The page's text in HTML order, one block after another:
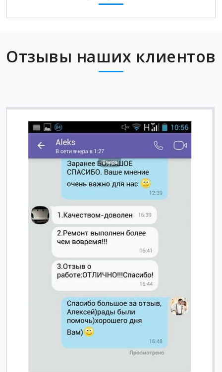
Отзывы наших клиентов